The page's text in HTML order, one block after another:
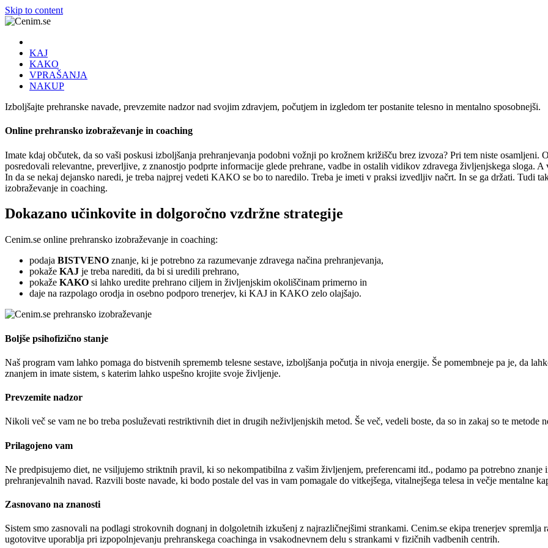
Skip to content
KAJ
KAKO
VPRAŠANJA
NAKUP
Izboljšajte prehranske navade, prevzemite nadzor nad svojim zdravjem, počutjem in izgledom ter postanite telesno in mentalno sposobnejši.
Online prehransko izobraževanje in coaching
Imate kdaj občutek, da so vaši poskusi izboljšanja prehranjevanja podobni vožnji po krožnem križišču brez izvoza? Pri tem niste osamljeni.
posredovali relevantne, preverljive, z znanostjo podprte informacije glede prehrane, vadbe in ostalih vidikov zdravega življenjskega sloga.
In da se nekaj dejansko naredi, je treba najprej vedeti KAKO se bo to naredilo. Treba je imeti v praksi izvedljiv načrt. In se ga držati. Tudi
izobraževanje in coaching.
Dokazano učinkovite in dolgoročno vzdržne strategije
Cenim.se online prehransko izobraževanje in coaching:
podaja BISTVENO znanje, ki je potrebno za razumevanje zdravega načina prehranjevanja,
pokaže KAJ je treba narediti, da bi si uredili prehrano,
pokaže KAKO si lahko uredite prehrano ciljem in življenjskim okoliščinam primerno in
daje na razpolago orodja in osebno podporo trenerjev, ki KAJ in KAKO zelo olajšajo.
Boljše psihofizično stanje
Naš program vam lahko pomaga do bistvenih sprememb telesne sestave, izboljšanja počutja in nivoja energije. Še pomembneje pa je, da
znanjem in imate sistem, s katerim lahko uspešno krojite svoje življenje.
Prevzemite nadzor
Nikoli več se vam ne bo treba posluževati restriktivnih diet in drugih neživljenjskih metod. Še več, vedeli boste, da so in zakaj so te
Prilagojeno vam
Ne predpisujemo diet, ne vsiljujemo striktnih pravil, ki so nekompatibilna z vašim življenjem, preferencami itd., podamo pa potrebno
prehranjevalnih navad. Razvili boste navade, ki bodo postale del vas in vam pomagale do vitkejšega, vitalnejšega telesa in večje mentalne
Zasnovano na znanosti
Sistem smo zasnovali na podlagi strokovnih dognanj in dolgoletnih izkušenj z najrazličnejšimi strankami. Cenim.se ekipa trenerjev
ugotovitve uporablja pri izpopolnjevanju prehranskega coachinga in vsakodnevnem delu s strankami v fizičnih vadbenih centrih.